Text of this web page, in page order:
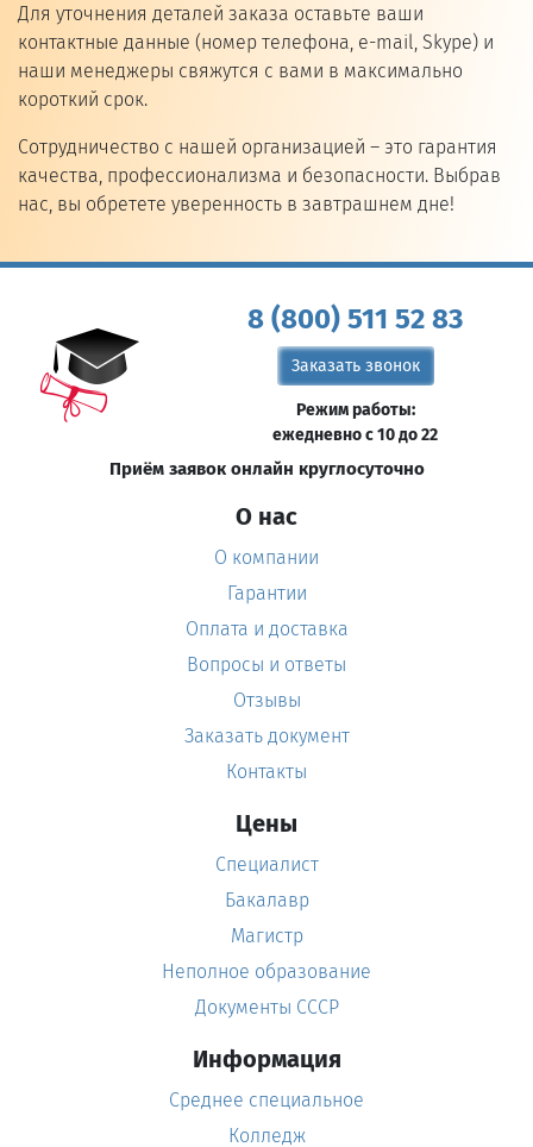
Для уточнения деталей заказа оставьте ваши
контактные данные (номер телефона, e-mail, Skype) и
наши менеджеры свяжутся с вами в максимально
короткий срок.
Сотрудничество с нашей организацией – это гарантия
качества, профессионализма и безопасности. Выбрав
нас, вы обретете уверенность в завтрашнем дне!
8 (800) 511 52 83
Заказать звонок
Режим работы:
ежедневно с 10 до 22
Приём заявок онлайн круглосуточно
О нас
О компании
Гарантии
Оплата и доставка
Вопросы и ответы
Отзывы
Заказать документ
Контакты
Цены
Специалист
Бакалавр
Магистр
Неполное образование
Документы СССР
Информация
Среднее специальное
Колледж